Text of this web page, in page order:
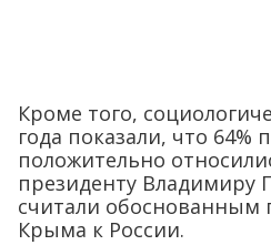
Кроме того,
года показали, что 64%
положительно
президенту Владимиру
считали обоснованным
Крыма к России.